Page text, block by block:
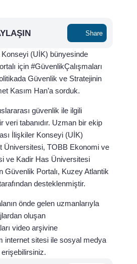
Share
Konseyi (UİK) bünyesinde
için #GüvenlikÇalışmaları
Güvenlik ve Stratejinin
Kasım Han’a sorduk.
güvenlik ile ilgili
veri tabanıdır. Uzman bir ekip
İlişkiler Konseyi (UİK)
Üniversitesi, TOBB Ekonomi ve
ve Kadir Has Üniversitesi
Güvenlik Portalı, Kuzey Atlantik
desteklenmiştir.
önde gelen uzmanlarıyla
oluşan
video arşivine
internet sitesi ile sosyal medya
erişebilirsiniz.